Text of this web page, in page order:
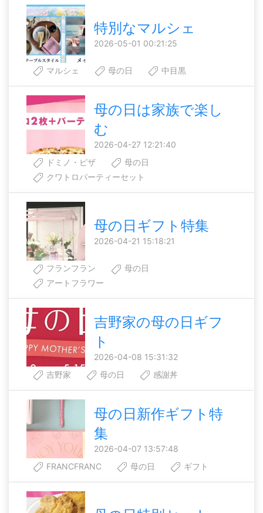
特別なマルシェ
2026-05-01 00:21:25
マルシェ 母の日 中目黒
母の日は家族で楽し
む
2026-04-27 12:21:40
ドミノ・ピザ
母の日
クワトロパーティーセット
母の日ギフト特集
2026-04-21 15:18:21
フランフラン
母の日
アートフラワー
吉野家の母の日ギフ
ト
2026-04-08 15:31:32
吉野家
母の日 感謝丼
母の日新作ギフト特
集
2026-04-07 13:57:48
FRANCFRANC
母の日 ギフト